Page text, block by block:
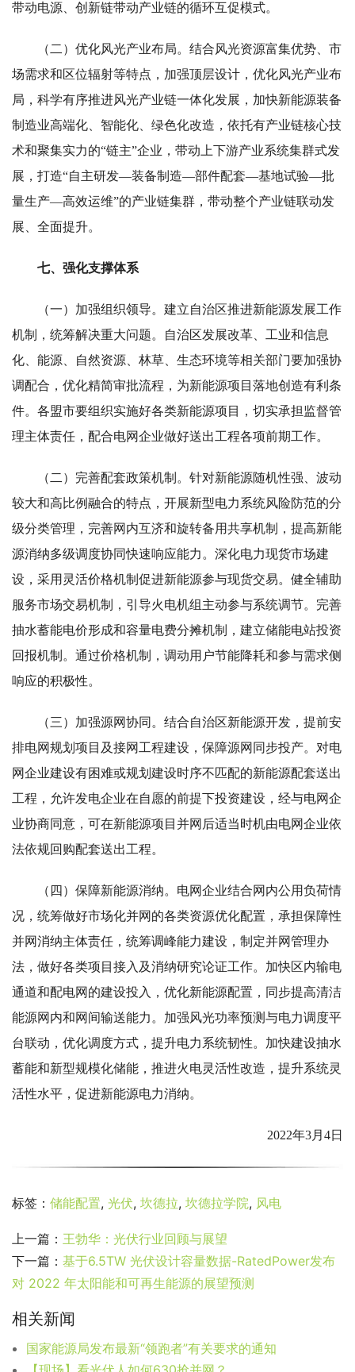
带动电源、创新链带动产业链的循环互促模式。
（二）优化风光产业布局。结合风光资源富集优势、市
场需求和区位辐射等特点，加强顶层设计，优化风光产业布
局，科学有序推进风光产业链一体化发展，加快新能源装备
制造业高端化、智能化、绿色化改造，依托有产业链核心技
术和聚集实力的“链主”企业，带动上下游产业系统集群式发
展，打造“自主研发—装备制造—部件配套—基地试验—批
量生产—高效运维”的产业链集群，带动整个产业链联动发
展、全面提升。
七、强化支撑体系
（一）加强组织领导。建立自治区推进新能源发展工作
机制，统筹解决重大问题。自治区发展改革、工业和信息
化、能源、自然资源、林草、生态环境等相关部门要加强协
调配合，优化精简审批流程，为新能源项目落地创造有利条
件。各盟市要组织实施好各类新能源项目，切实承担监督管
理主体责任，配合电网企业做好送出工程各项前期工作。
（二）完善配套政策机制。针对新能源随机性强、波动
较大和高比例融合的特点，开展新型电力系统风险防范的分
级分类管理，完善网内互济和旋转备用共享机制，提高新能
源消纳多级调度协同快速响应能力。深化电力现货市场建
设，采用灵活价格机制促进新能源参与现货交易。健全辅助
服务市场交易机制，引导火电机组主动参与系统调节。完善
抽水蓄能电价形成和容量电费分摊机制，建立储能电站投资
回报机制。通过价格机制，调动用户节能降耗和参与需求侧
响应的积极性。
（三）加强源网协同。结合自治区新能源开发，提前安
排电网规划项目及接网工程建设，保障源网同步投产。对电
网企业建设有困难或规划建设时序不匹配的新能源配套送出
工程，允许发电企业在自愿的前提下投资建设，经与电网企
业协商同意，可在新能源项目并网后适当时机由电网企业依
法依规回购配套送出工程。
（四）保障新能源消纳。电网企业结合网内公用负荷情
况，统筹做好市场化并网的各类资源优化配置，承担保障性
并网消纳主体责任，统筹调峰能力建设，制定并网管理办
法，做好各类项目接入及消纳研究论证工作。加快区内输电
通道和配电网的建设投入，优化新能源配置，同步提高清洁
能源网内和网间输送能力。加强风光功率预测与电力调度平
台联动，优化调度方式，提升电力系统韧性。加快建设抽水
蓄能和新型规模化储能，推进火电灵活性改造，提升系统灵
活性水平，促进新能源电力消纳。
2022年3月4日
标签： 储能配置, 光伏, 坎德拉, 坎德拉学院, 风电
上一篇： 王勃华：光伏行业回顾与展望
下一篇： 基于6.5TW 光伏设计容量数据-RatedPower发布
对 2022 年太阳能和可再生能源的展望预测
相关新闻
国家能源局发布最新“领跑者”有关要求的通知